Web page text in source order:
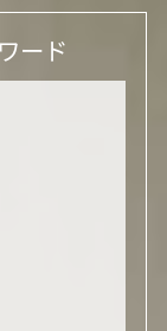
ード